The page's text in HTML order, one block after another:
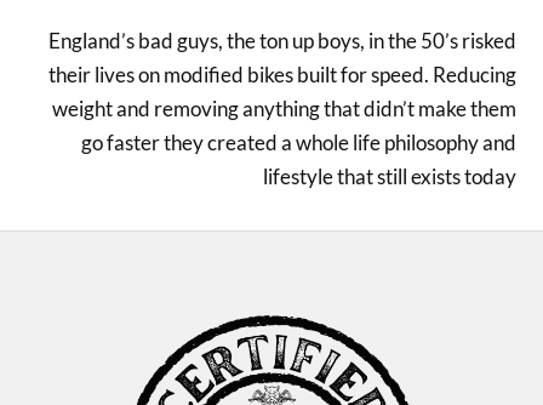
England’s bad guys, the ton up boys, in the 50’s risked
their lives on modified bikes built for speed. Reducing
weight and removing anything that didn’t make them
go faster they created a whole life philosophy and
lifestyle that still exists today